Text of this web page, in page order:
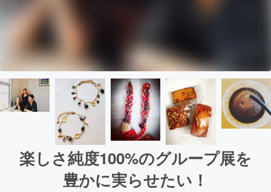
楽しさ純度100%のグループ展を
豊かに実らせたい！